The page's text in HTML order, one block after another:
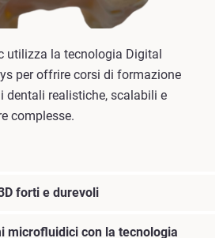
utilizza la tecnologia Digital
per offrire corsi di formazione
dentali realistiche, scalabili e
complesse.
forti e durevoli
microfluidici con la tecnologia